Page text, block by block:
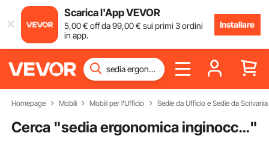
Scarica l'App VEVOR
5,00€ off da99,00€ sui primi 3 ordini
in app.
Installare
Homepage Mobili Mobili per l'Ufficio Sedie da Ufficio e Sedie da Scrivania
Cerca " sedia ergonomica inginocchiato"